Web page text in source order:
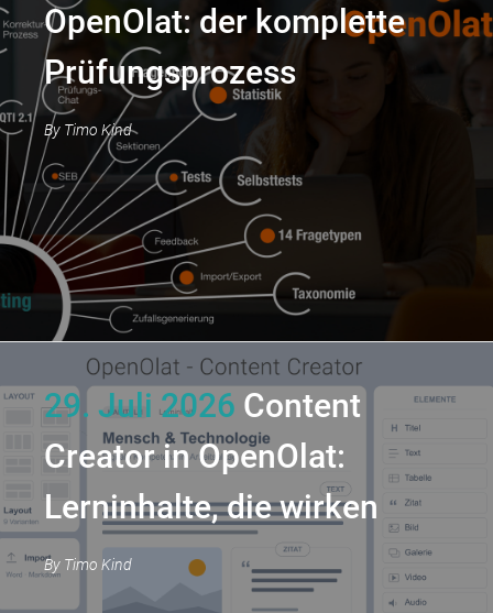
OpenOlat: der komplette
Prüfungsprozess
By Timo Kind
29. Juli 2026 Content
Creator in OpenOlat:
Lerninhalte, die wirken
By Timo Kind